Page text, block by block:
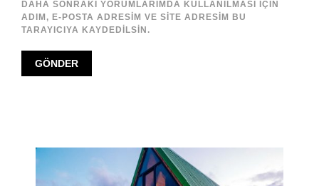
DAHA SONRAKI YORUMLARIMDA KULLANILMASI IÇIN
ADIM, E-POSTA ADRESIM VE SITE ADRESIM BU
TARAYICIYA KAYDEDILSIN.